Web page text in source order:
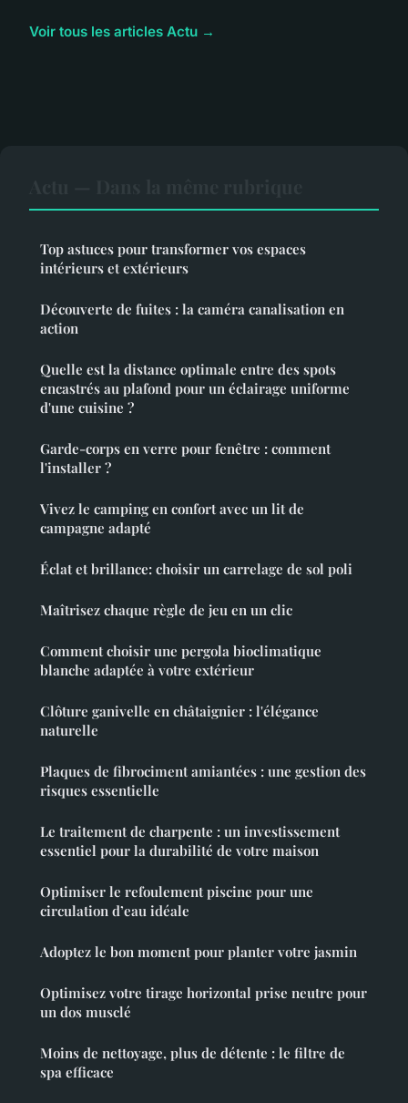
Voir tous les articles Actu →
Top astuces pour transformer vos espaces
intérieurs et extérieurs
Découverte de fuites : la caméra canalisation en
action
Quelle est la distance optimale entre des spots
encastrés au plafond pour un éclairage uniforme
d'une cuisine ?
Garde-corps en verre pour fenêtre : comment
l'installer ?
Vivez le camping en confort avec un lit de
campagne adapté
Éclat et brillance: choisir un carrelage de sol poli
Maîtrisez chaque règle de jeu en un clic
Comment choisir une pergola bioclimatique
blanche adaptée à votre extérieur
Clôture ganivelle en châtaignier : l'élégance
naturelle
Plaques de fibrociment amiantées : une gestion des
risques essentielle
Le traitement de charpente : un investissement
essentiel pour la durabilité de votre maison
Optimiser le refoulement piscine pour une
circulation d’eau idéale
Adoptez le bon moment pour planter votre jasmin
Optimisez votre tirage horizontal prise neutre pour
un dos musclé
Moins de nettoyage, plus de détente : le filtre de
spa efficace